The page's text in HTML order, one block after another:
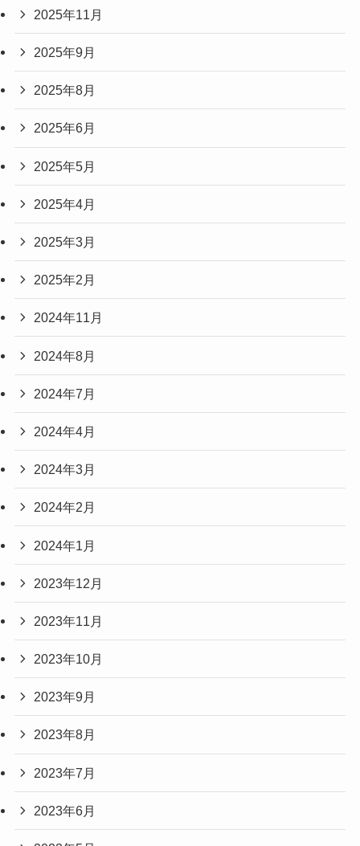
2025年11月
2025年9月
2025年8月
2025年6月
2025年5月
2025年4月
2025年3月
2025年2月
2024年11月
2024年8月
2024年7月
2024年4月
2024年3月
2024年2月
2024年1月
2023年12月
2023年11月
2023年10月
2023年9月
2023年8月
2023年7月
2023年6月